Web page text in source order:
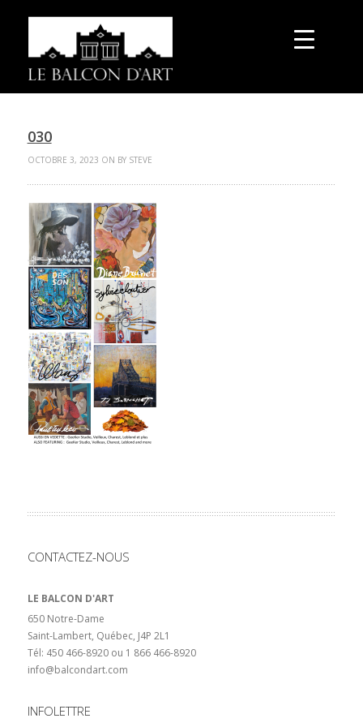
030
OCTOBRE 3, 2023 ON BY STEVE
CONTACTEZ-NOUS
LE BALCON D'ART
650 Notre-Dame
Saint-Lambert, Québec, J4P 2L1
Tél: 450 466-8920 ou 1 866 466-8920
info@balcondart.com
INFOLETTRE